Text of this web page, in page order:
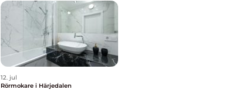
12. jul
Rörmokare i Härjedalen